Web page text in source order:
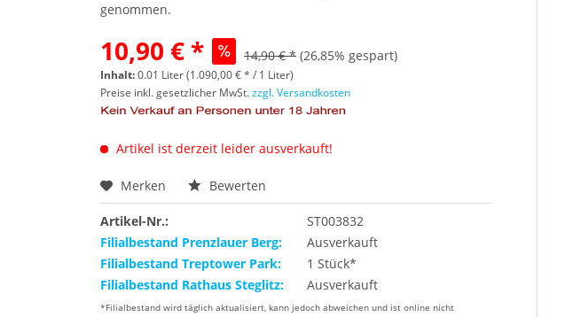
genommen.
10,90 € * 14,90 € * (26,85% gespart)
Inhalt:0.01 Liter (1.090,00 € * / 1 Liter)
Preise inkl. gesetzlicher MwSt.zzgl. Versandkosten
Artikel ist derzeit leider ausverkauft!
Merken Bewerten
Artikel-Nr.:
ST003832
Filialbestand Prenzlauer Berg:
Ausverkauft
Filialbestand Treptower Park:
1 Stück*
Filialbestand Rathaus Steglitz:
Ausverkauft
*Filialbestand wird täglich aktualisiert, kann jedoch abweichen und ist online nicht